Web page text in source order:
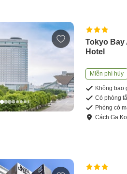
Tokyo Bay
Hotel
Miễn phí hủy
Không bao
Có phòng
Phòng có
CáchGa